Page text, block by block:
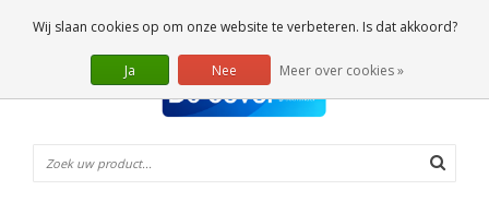
0 Artikelen
Wij slaan cookies op om onze website te verbeteren. Is dat akkoord?
Ja Nee Meer over cookies »